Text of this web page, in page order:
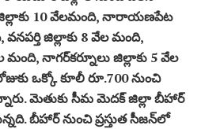
జిల్లాకు 10 వేలమంది, నారాయణపేట
జిల్లాకు 8 వేల మంది,
నాగర్‌కర్నూలు జిల్లాకు 5 వేల
ఒక్కో కూలీ రూ.700 నుంచి
మెతుకు సీమ మెదక్‌ జిల్లా బీహార్‌
బీహార్‌ నుంచి ప్రస్తుత సీజన్‌లో